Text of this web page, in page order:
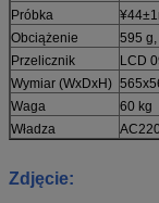
Próbka
Obciążenie
595
Przelicznik
LCD
Wymiar (WxDxH)
Waga
60 kg
Władza
Zdjęcie: